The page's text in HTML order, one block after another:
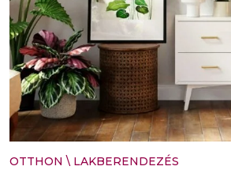
OTTHON \ LAKBERENDEZÉS